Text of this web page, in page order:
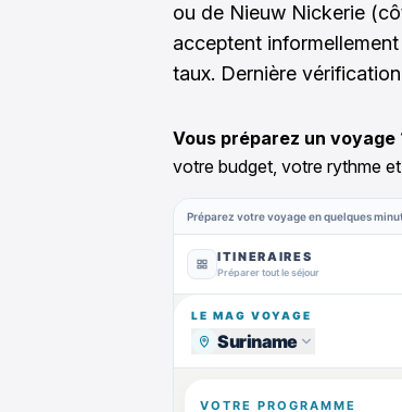
ou de Nieuw Nickerie
acceptent
taux. Dernière
Vous préparez un voyage
votre budget, votre rythme